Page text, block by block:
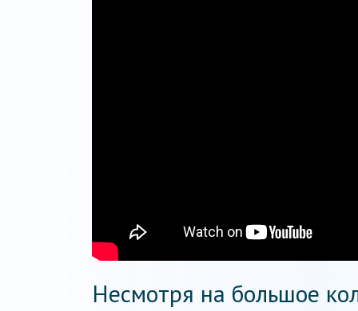
Несмотря на большое